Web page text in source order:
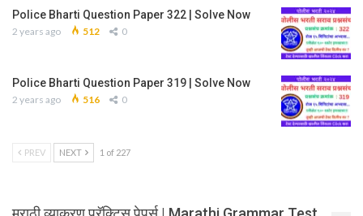
Police Bharti Question Paper 322 | Solve Now
2 years ago 512 0
Police Bharti Question Paper 319 | Solve Now
2 years ago 516 0
PREV NEXT 1 of 227